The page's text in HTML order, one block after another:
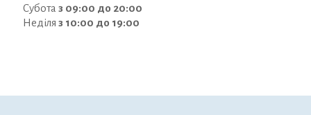
Субота з 09:00 до 20:00
Неділя з 10:00 до 19:00